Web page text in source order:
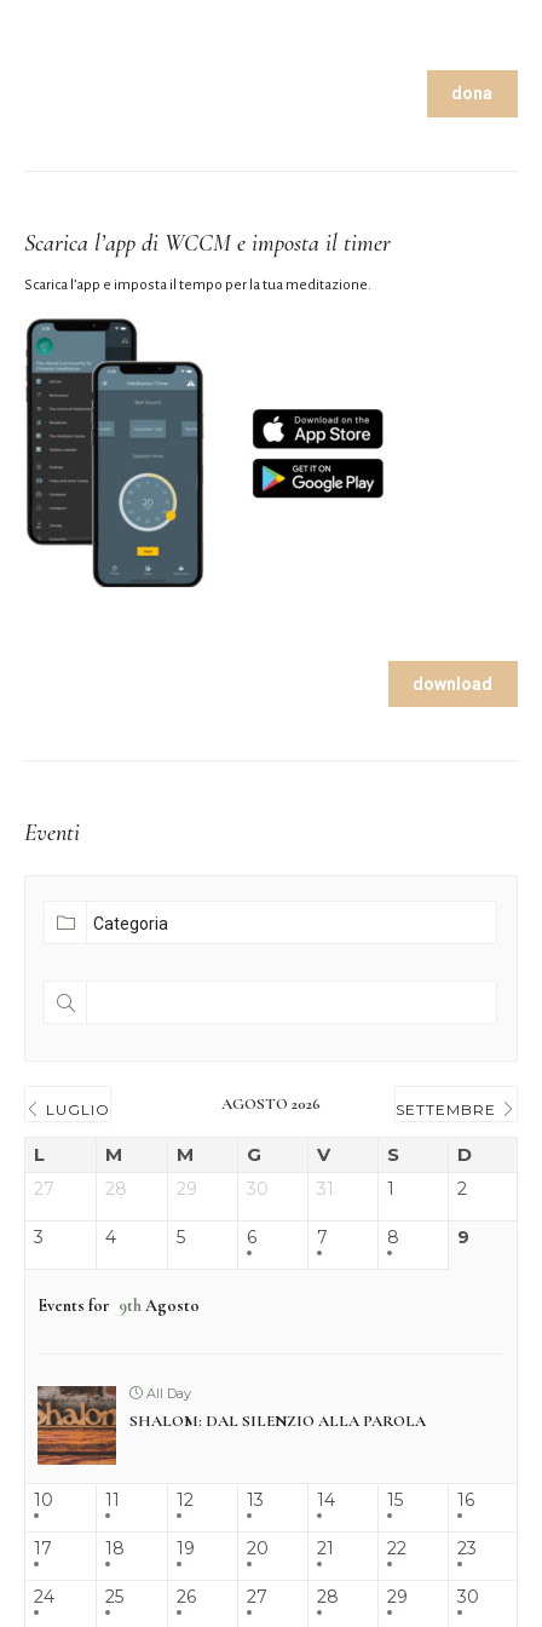
dona
Scarica l’app di WCCM e imposta il timer
Scarica l’app e imposta il tempo per la tua meditazione.
download
Eventi
LUGLIO AGOSTO 2026 SETTEMBRE
L M M G V S D
27 28 29 30 31 1 2
3 4 5 6 7 8 9
Events for 9thAgosto
All Day
SHALOM: DAL SILENZIO ALLA PAROLA
10 11 12 13 14 15 16
17 18 19 20 21 22 23
24 25 26 27 28 29 30